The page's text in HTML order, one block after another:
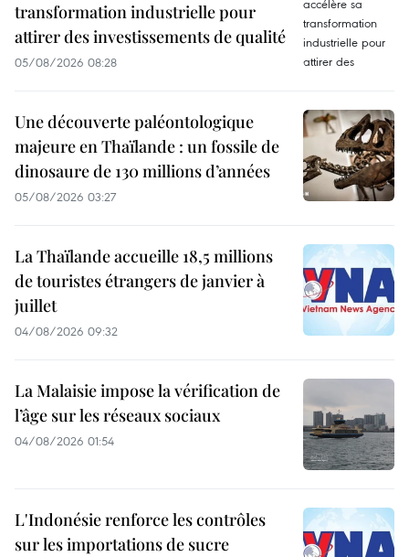
transformation industrielle pour
attirer des investissements de qualité
05/08/2026 08:28
Une découverte paléontologique
majeure en Thaïlande : un fossile de
dinosaure de 130 millions d’années
05/08/2026 03:27
La Thaïlande accueille 18,5 millions
de touristes étrangers de janvier à
juillet
04/08/2026 09:32
La Malaisie impose la vérification de
l’âge sur les réseaux sociaux
04/08/2026 01:54
L'Indonésie renforce les contrôles
sur les importations de sucre